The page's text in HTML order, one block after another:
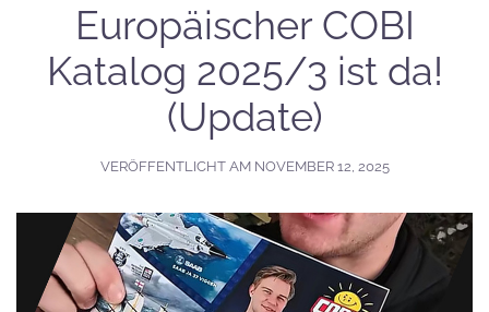
Europäischer COBI
Katalog 2025/3 ist da!
(Update)
VERÖFFENTLICHT AM NOVEMBER 12, 2025